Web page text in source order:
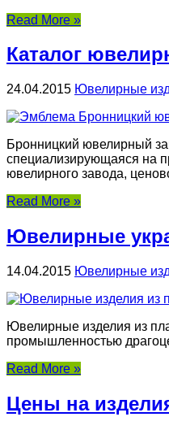
Read More »
Каталог
24.04.2015 Ювелирные
Бронницкий ювелирный
специализирующаяся на
ювелирного завода,
Read More »
Ювелирные
14.04.2015 Ювелирные
Ювелирные изделия из
промышленностью
Read More »
Цены на